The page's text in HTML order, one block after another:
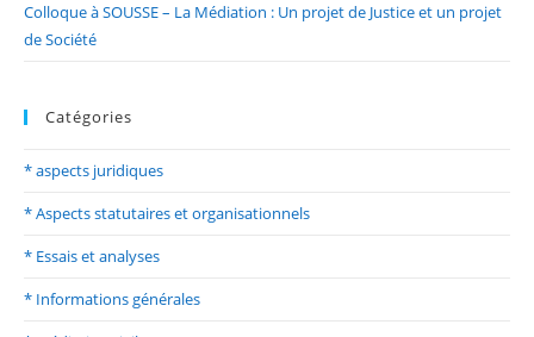
Colloque à SOUSSE – La Médiation : Un projet de Justice et un projet
de Société
Catégories
* aspects juridiques
* Aspects statutaires et organisationnels
* Essais et analyses
* Informations générales